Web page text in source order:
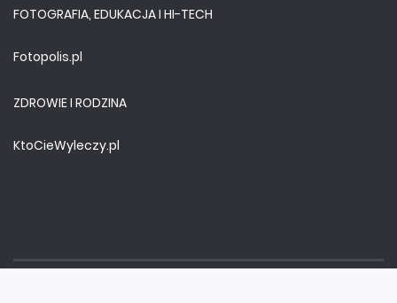
FOTOGRAFIA, EDUKACJA I HI-TECH
Fotopolis.pl
ZDROWIE I RODZINA
KtoCieWyleczy.pl